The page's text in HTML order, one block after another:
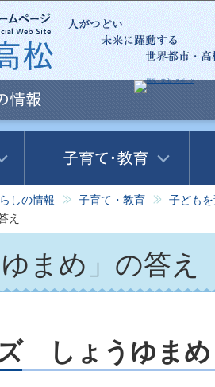
この
しの情報 子育て・教育
子ども
え
まめ」の答え
しょうゆま